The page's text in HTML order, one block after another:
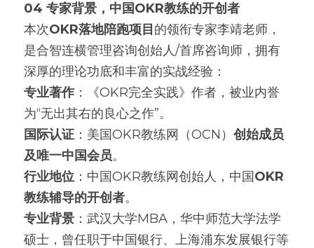
04 专家背景，中国OKR教练的开创者
本次OKR落地陪跑项目 的领衔专家李靖老师，
是合智连横管理咨询创始人/首席咨询师，拥有
深厚的理论功底和丰富的实战经验：
专业著作：《OKR完全实践》作者，被业内誉
为“无出其右的良心之作”。
国际认证 ：美国OKR教练网（OCN） 创始成员
及唯一中国会员。
行业地位 ：中国OKR教练网创始人，中国OKR
教练辅导的开创者。
专业背景 ：武汉大学MBA，华中师范大学法学
硕士，曾任职于中国银行、上海浦东发展银行等